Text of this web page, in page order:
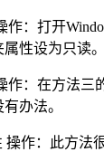
作：打开
性设为只读
作：在方法三
办法。
操作：此方